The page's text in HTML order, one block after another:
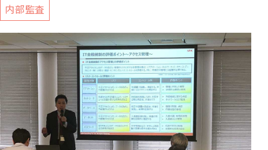
内部監査